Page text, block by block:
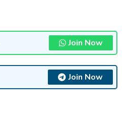
Join Now
Join Now